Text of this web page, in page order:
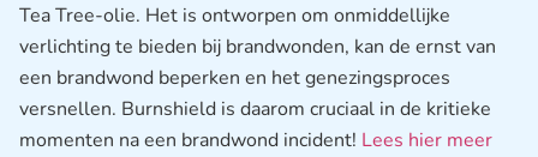
Tea Tree-olie. Het is ontworpen om onmiddellijke
verlichting te bieden bij brandwonden, kan de ernst van
een brandwond beperken en het genezingsproces
versnellen. Burnshield is daarom cruciaal in de kritieke
momenten na een brandwond incident! Lees hier meer